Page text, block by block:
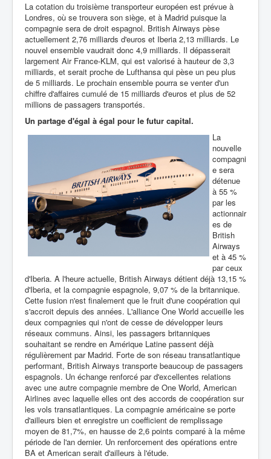
La cotation du troisième transporteur européen est prévue à
Londres, où se trouvera son siège, et à Madrid puisque la
compagnie sera de droit espagnol. British Airways pèse
actuellement 2,76 milliards d'euros et Iberia 2,13 milliards. Le
nouvel ensemble vaudrait donc 4,9 milliards. Il dépasserait
largement Air France-KLM, qui est valorisé à hauteur de 3,3
milliards, et serait proche de Lufthansa qui pèse un peu plus
de 5 milliards. Le prochain ensemble pourra se venter d'un
chiffre d'affaires cumulé de 15 milliards d'euros et plus de 52
millions de passagers transportés.
Un partage d'égal à égal pour le futur capital.
La
nouvelle
compagni
e sera
détenue
à 55 %
par les
actionnair
es de
British
Airways
et à 45 %
par ceux
d'Iberia. A l'heure actuelle, British Airways détient déjà 13,15 %
d'Iberia, et la compagnie espagnole, 9,07 % de la britannique.
Cette fusion n'est finalement que le fruit d'une coopération qui
s'accroit depuis des années. L'alliance One World accueille les
deux compagnies qui n'ont de cesse de développer leurs
réseaux communs. Ainsi, les passagers britanniques
souhaitant se rendre en Amérique Latine passent déjà
régulièrement par Madrid. Forte de son réseau transatlantique
performant, British Airways transporte beaucoup de passagers
espagnols. Un échange renforcé par d'excellentes relations
avec une autre compagnie membre de One World, American
Airlines avec laquelle elles ont des accords de coopération sur
les vols transatlantiques. La compagnie américaine se porte
d'ailleurs bien et enregistre un coefficient de remplissage
moyen de 81,7%, en hausse de 2,6 points comparé à la même
période de l'an dernier. Un renforcement des opérations entre
BA et American serait d'ailleurs à l'étude.